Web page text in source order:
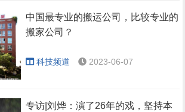
中国最专业的搬运公司，比较专业的
搬家公司？
科技频道 2023-06-07
专访|刘烨：演了26年的戏，坚持本